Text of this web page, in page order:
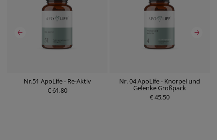
Nr.51 ApoLife - Re-Aktiv
€ 61,80
Nr. 04 ApoLife - Knorpel und
Gelenke Großpack
€ 45,50
P